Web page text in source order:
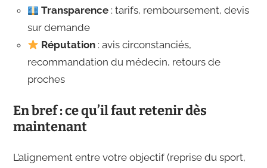
Transparence: tarifs, remboursement, devis
sur demande
Réputation: avis circonstanciés,
recommandation du médecin, retours de
proches
En bref : ce qu’il faut retenir dès
maintenant
L’alignement entre votre objectif (reprise du sport,